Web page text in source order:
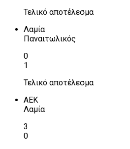
Τελικό αποτέλεσμα
Λαμία
Παναιτωλικός
0
1
Τελικό αποτέλεσμα
ΑΕΚ
Λαμία
3
0